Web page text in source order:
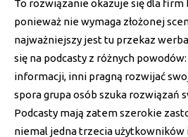
To rozwiązanie okazuje się dla firm
ponieważ nie wymaga złożonej
najważniejszy jest tu przekaz
się na podcasty z różnych
informacji, inni pragną rozwijać
spora grupa osób szuka rozwiązań
Podcasty mają zatem szerokie
niemal jedna trzecia